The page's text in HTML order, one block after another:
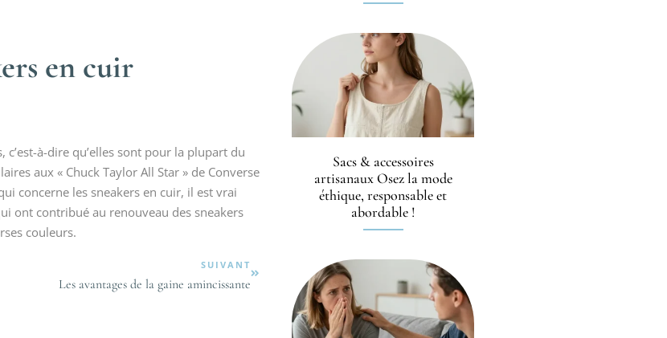
en cuir
à-dire qu’elles sont pour la plupart du
aux « Chuck Taylor All Star » de Converse
concerne les sneakers en cuir, il est vrai
ont contribué au renouveau des sneakers
couleurs.
SUIVANT
Les avantages de la gaine amincissante
Sacs & accessoires
artisanaux Osez la mode
éthique, responsable et
abordable !